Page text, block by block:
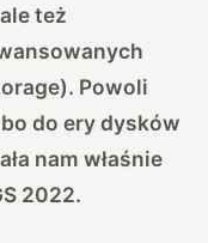
też
Powoli
do ery dysków
nam właśnie
2022.